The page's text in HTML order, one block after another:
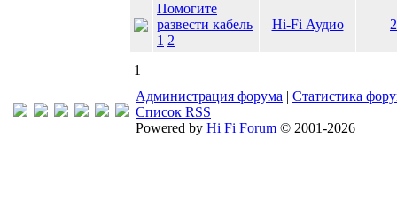
Помогите
развести кабель
1 2
Hi-Fi Аудио
1
Администрация форума | Статистика
Список RSS
Powered by Hi Fi Forum © 2001-2026